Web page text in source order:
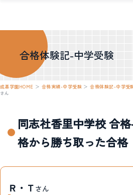
合格体験記-中学受験
成基学園HOME ＞ 合格実績-中学受験 ＞合格体験記-中学受
さん
同志社香里中学校 合
格から勝ち取った合格
Ｒ・Ｔ さん